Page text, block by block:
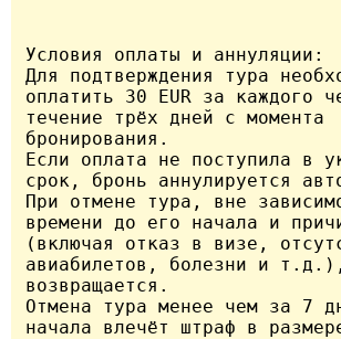
Условия оплаты и аннуляции:
Для подтверждения тура
оплатить 30 EUR за каждого
течение трёх дней с момента
бронирования.
Если оплата не поступила в
срок, бронь аннулируется
При отмене тура, вне
времени до его начала и
(включая отказ в визе,
авиабилетов, болезни и
возвращается.
Отмена тура менее чем за 7
начала влечёт штраф в